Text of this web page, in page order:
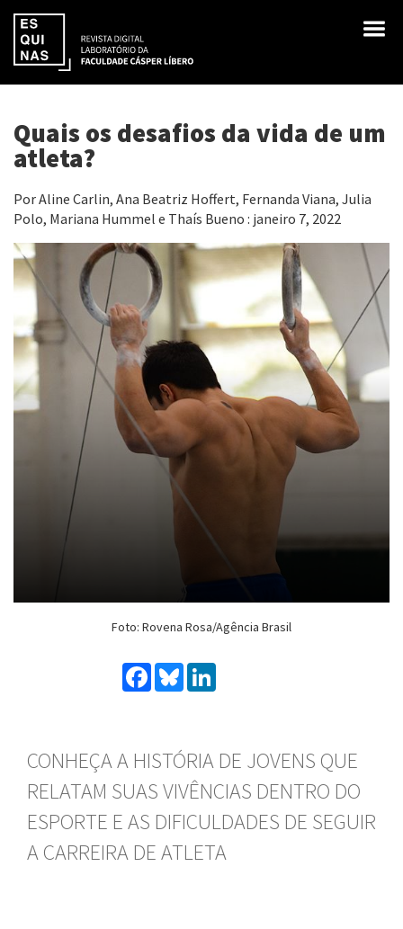
Quais os desafios da vida de um
atleta?
Por Aline Carlin, Ana Beatriz Hoffert, Fernanda Viana, Julia
Polo, Mariana Hummel e Thaís Bueno : janeiro 7, 2022
Foto: Rovena Rosa/Agência Brasil
Facebook
Bluesky
CONHEÇA A HISTÓRIA DE JOVENS QUE
RELATAM SUAS VIVÊNCIAS DENTRO DO
ESPORTE E AS DIFICULDADES DE SEGUIR
A CARREIRA DE ATLETA